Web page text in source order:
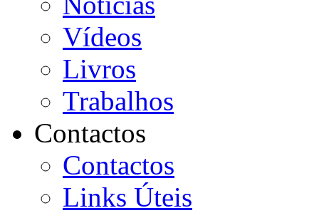
Vídeos
Livros
Trabalhos
Contactos
Contactos
Links Úteis